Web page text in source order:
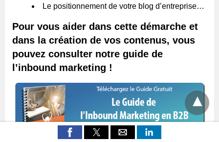
Le positionnement de votre blog d’entreprise…
Pour vous aider dans cette démarche et
dans la création de vos contenus, vous
pouvez consulter notre guide de
l’inbound marketing !